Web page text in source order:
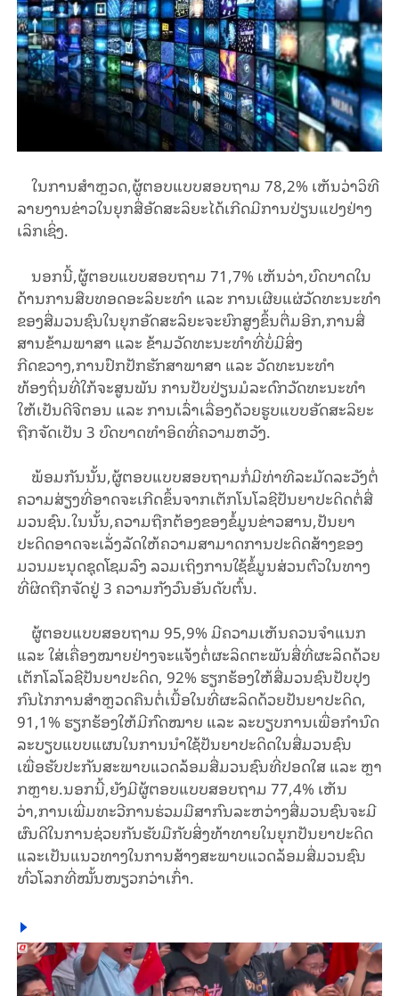
ໃນການສຳຫຼວດ,ຜູ້ຕອບແບບສອບຖາມ 78,2% ເຫັນວ່າວິທີ
ລາຍງານຂ່າວໃນຍຸກສື່ອັດສະລິຍະໄດ້ເກີດມີການປ່ຽນແປງຢ່າງ
ເລິກເຊິ່ງ.
ນອກນີ້,ຜູ້ຕອບແບບສອບຖາມ 71,7% ເຫັນວ່າ,ບົດບາດໃນ
ດ້ານການສືບທອດອະລິຍະທຳ ແລະ ການເຜີຍແຜ່ວັດທະນະທຳ
ຂອງສື່ມວນຊົນໃນຍຸກອັດສະລິຍະຈະຍົກສູງຂຶ້ນຕື່ມອີກ,ການສື່
ສານຂ້າມພາສາ ແລະ ຂ້າມວັດທະນະທຳທີ່ບໍ່ມີສິ່ງ
ກີດຂວາງ,ການປົກປັກຮັກສາພາສາ ແລະ ວັດທະນະທຳ
ທ້ອງຖິ່ນທີ່ໃກ້ຈະສູນພັນ ການປັບປ່ຽນມໍລະດົກວັດທະນະທຳ
ໃຫ້ເປັນດີຈີຕອນ ແລະ ການເລົ່າເລື່ອງດ້ວຍຮູບແບບອັດສະລິຍະ
ຖືກຈັດເປັນ 3 ບົດບາດທຳອິດທີ່ຄວາມຫວັງ.
ພ້ອມກັນນັ້ນ,ຜູ້ຕອບແບບສອບຖາມກໍ່ມີທ່າທີລະມັດລະວັງຕໍ່
ຄວາມສ່ຽງທີ່ອາດຈະເກີດຂຶ້ນຈາກເຕັກໂນໂລຊີປັນຍາປະດິດຕໍ່ສື່
ມວນຊົນ.ໃນນັ້ນ,ຄວາມຖືກຕ້ອງຂອງຂໍ້ມູນຂ່າວສານ,ປັນຍາ
ປະດິດອາດຈະເລັ່ງລັດໃຫ້ຄວາມສາມາດການປະດິດສ້າງຂອງ
ມວນມະນຸດຊຸດໂຊມລົງ ລວມເຖິງການໃຊ້ຂໍ້ມູນສ່ວນຕົວໃນທາງ
ທີ່ຜິດຖືກຈັດຢູ່ 3 ຄວາມກັງວົນອັນດັບຕົ້ນ.
ຜູ້ຕອບແບບສອບຖາມ 95,9% ມີຄວາມເຫັນຄວນຈຳແນກ
ແລະ ໃສ່ເຄື່ອງໝາຍຢ່າງຈະແຈ້ງຕໍ່ຜະລິດຕະພັນສື່ທີ່ຜະລິດດ້ວຍ
ເຕັກໂລໂລຊີປັນຍາປະດິດ, 92% ຮຽກຮ້ອງໃຫ້ສື່ມວນຊົນປັບປຸງ
ກົນໄກການສຳຫຼວດຄືນຕໍ່ເນື້ອໃນທີ່ຜະລິດດ້ວຍປັນຍາປະດິດ,
91,1% ຮຽກຮ້ອງໃຫ້ມີກົດໝາຍ ແລະ ລະບຽບການເພື່ອກຳນົດ
ລະບຽບແບບແຜນໃນການນຳໃຊ້ປັນຍາປະດິດໃນສື່ມວນຊົນ
ເພື່ອຮັບປະກັນສະພາບແວດລ້ອມສື່ມວນຊົນທີ່ປອດໃສ ແລະ ຫຼາ
ກຫຼາຍ.ນອກນີ້,ຍັງມີຜູ້ຕອບແບບສອບຖາມ 77,4% ເຫັນ
ວ່າ,ການເພີ່ມທະວີການຮ່ວມມືສາກົນລະຫວ່າງສື່ມວນຊົນຈະມີ
ຜົນດີໃນການຊ່ວຍກັນຮັບມືກັບສິ່ງທ້າທາຍໃນຍຸກປັນຍາປະດິດ
ແລະເປັນແນວທາງໃນການສ້າງສະພາບແວດລ້ອມສື່ມວນຊົນ
ທົ່ວໂລກທີ່ໝັ້ນໜຽວກວ່າເກົ່າ.